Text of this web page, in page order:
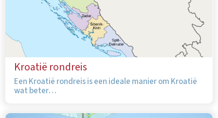
Kroatië rondreis
Een Kroatië rondreis is een ideale manier om Kroatië
wat beter…